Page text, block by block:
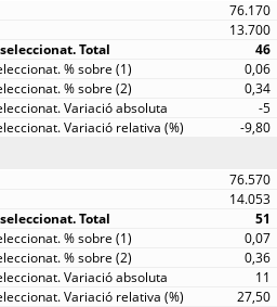
76.170
13.700
46
0,06
0,34
-5
-9,80
76.570
14.053
51
0,07
0,36
11
27,50